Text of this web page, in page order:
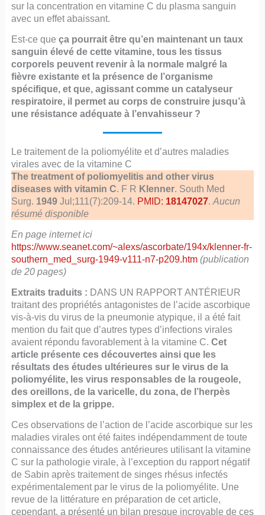
sur la concentration en vitamine C du plasma sanguin
avec un effet abaissant.
Est-ce que ça pourrait être qu’en maintenant un taux
sanguin élevé de cette vitamine, tous les tissus
corporels peuvent revenir à la normale malgré la
fièvre existante et la présence de l’organisme
spécifique, et que, agissant comme un catalyseur
respiratoire, il permet au corps de construire jusqu’à
une résistance adéquate à l’envahisseur ?
Le traitement de la poliomyélite et d’autres maladies
virales avec de la vitamine C
The treatment of poliomyelitis and other virus
diseases with vitamin C. F R Klenner. South Med
Surg. 1949Jul;111(7):209-14. PMID: 18147027. Aucun
résumé disponible
En page internet ici
https://www.seanet.com/~alexs/ascorbate/194x/klenner-fr-
southern_med_surg-1949-v111-n7-p209.htm (publication
de 20 pages)
Extraits traduits : DANS UN RAPPORT ANTÉRIEUR
traitant des propriétés antagonistes de l’acide ascorbique
vis-à-vis du virus de la pneumonie atypique, il a été fait
mention du fait que d’autres types d’infections virales
avaient répondu favorablement à la vitamine C. Cet
article présente ces découvertes ainsi que les
résultats des études ultérieures sur le virus de la
poliomyélite, les virus responsables de la rougeole,
des oreillons, de la varicelle, du zona, de l’herpès
simplex et de la grippe.
Ces observations de l’action de l’acide ascorbique sur les
maladies virales ont été faites indépendamment de toute
connaissance des études antérieures utilisant la vitamine
C sur la pathologie virale, à l’exception du rapport négatif
de Sabin après traitement de singes rhésus infectés
expérimentalement par le virus de la poliomyélite. Une
revue de la littérature en préparation de cet article,
cependant, a présenté un bilan presque incroyable de ces